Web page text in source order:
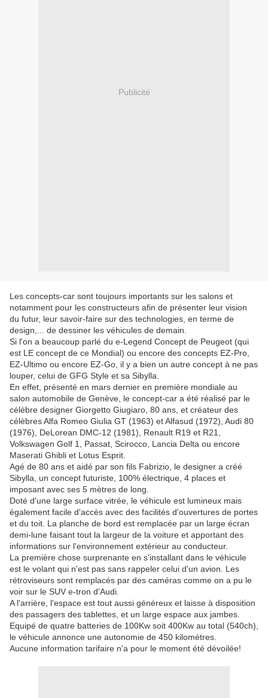
Publicité
Les concepts-car sont toujours importants sur les salons et
notamment pour les constructeurs afin de présenter leur vision
du futur, leur savoir-faire sur des technologies, en terme de
design,... de dessiner les véhicules de demain.
Si l'on a beaucoup parlé du e-Legend Concept de Peugeot (qui
est LE concept de ce Mondial) ou encore des concepts EZ-Pro,
EZ-Ultimo ou encore EZ-Go, il y a bien un autre concept à ne pas
louper, celui de GFG Style et sa Sibylla.
En effet, présenté en mars dernier en première mondiale au
salon automobile de Genève, le concept-car a été réalisé par le
célèbre designer Giorgetto Giugiaro, 80 ans, et créateur des
célèbres Alfa Romeo Giulia GT (1963) et Alfasud (1972), Audi 80
(1976), DeLorean DMC-12 (1981), Renault R19 et R21,
Volkswagen Golf 1, Passat, Scirocco, Lancia Delta ou encore
Maserati Ghibli et Lotus Esprit.
Agé de 80 ans et aidé par son fils Fabrizio, le designer a créé
Sibylla, un concept futuriste, 100% électrique, 4 places et
imposant avec ses 5 mètres de long.
Doté d'une large surface vitrée, le véhicule est lumineux mais
également facile d'accès avec des facilités d'ouvertures de portes
et du toit. La planche de bord est remplacée par un large écran
demi-lune faisant tout la largeur de la voiture et apportant des
informations sur l'environnement extérieur au conducteur.
La première chose surprenante en s'installant dans le véhicule
est le volant qui n'est pas sans rappeler celui d'un avion. Les
rétroviseurs sont remplacés par des caméras comme on a pu le
voir sur le SUV e-tron d'Audi.
A l'arrière, l'espace est tout aussi généreux et laisse à disposition
des passagers des tablettes, et un large espace aux jambes.
Equipé de quatre batteries de 100Kw soit 400Kw au total (540ch),
le véhicule annonce une autonomie de 450 kilomètres.
Aucune information tarifaire n'a pour le moment été dévoilée!